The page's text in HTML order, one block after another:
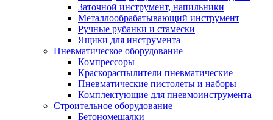
Заточной инструмент, напильники
Металлообрабатывающий инструмент
Ручные рубанки и стамески
Ящики для инструмента
Пневматическое оборудование
Компрессоры
Краскораспылители пневматические
Пневматические пистолеты и наборы
Комплектующие для пневмоинструмента
Строительное оборудование
Бетономешалки